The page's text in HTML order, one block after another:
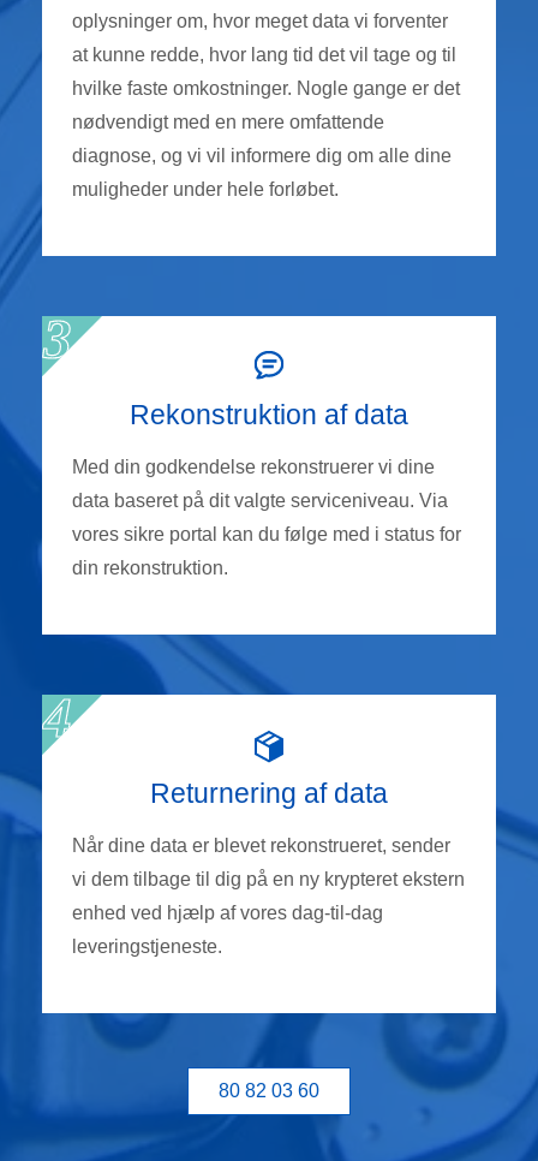
oplysninger om, hvor meget data vi forventer
at kunne redde, hvor lang tid det vil tage og til
hvilke faste omkostninger. Nogle gange er det
nødvendigt med en mere omfattende
diagnose, og vi vil informere dig om alle dine
muligheder under hele forløbet.
Rekonstruktion af data
Med din godkendelse rekonstruerer vi dine
data baseret på dit valgte serviceniveau. Via
vores sikre portal kan du følge med i status for
din rekonstruktion.
Returnering af data
Når dine data er blevet rekonstrueret, sender
vi dem tilbage til dig på en ny krypteret ekstern
enhed ved hjælp af vores dag-til-dag
leveringstjeneste.
80 82 03 60